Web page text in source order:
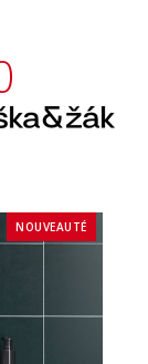
NOUVEAUTÉ